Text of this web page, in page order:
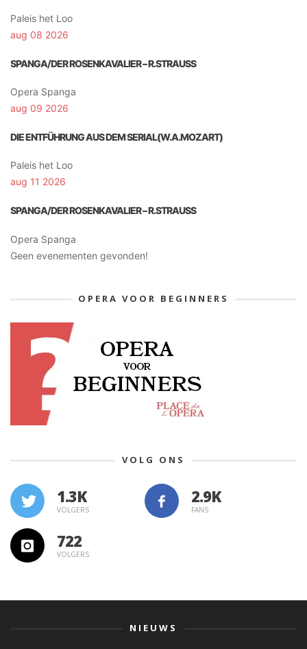
Paleis het Loo
aug 08 2026
SPANGA/DER ROSENKAVALIER – R.STRAUSS
Opera Spanga
aug 09 2026
DIE ENTFÜHRUNG AUS DEM SERIAL(W.A.MOZART)
Paleis het Loo
aug 11 2026
SPANGA/DER ROSENKAVALIER – R.STRAUSS
Opera Spanga
Geen evenementen gevonden!
OPERA VOOR BEGINNERS
VOLG ONS
1.3K
VOLGERS FANS
722
VOLGERS
NIEUWS